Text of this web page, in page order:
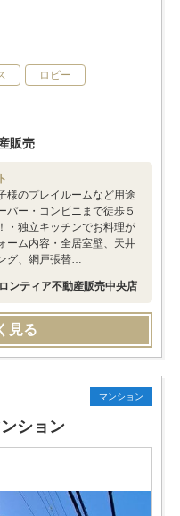
ロビー
販売
様のプレイルームなど用途
パー・コンビニまで徒歩５
・独立キッチンでお料理が
ーム内容・全居室壁、天井
グ、網戸張替…
ンティア不動産販売中央店
見る
マンション
ション